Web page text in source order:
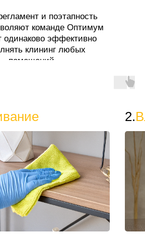
и поэтапность
команде Оптимум
одинаково эффективно
клининг любых
помещений.
2.